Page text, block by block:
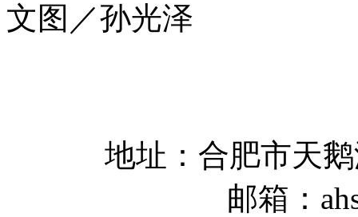
文图／孙光泽
地址：合肥市天
邮箱：